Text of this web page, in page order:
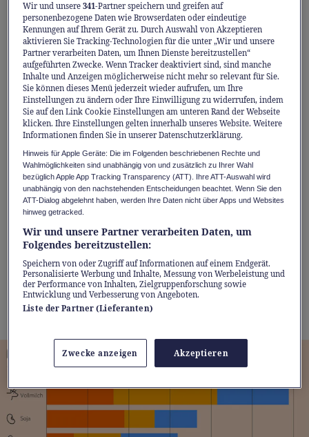
Die Vielfalt der Pflanzendrinks wie Hafer
oder Soja ist gross und oft werden sie
fälschlicherweise der Milch gleichgestellt.
Dass es sich um unterschiedliche
Lebensmittel handelt, zeigt eine aktuelle
Studie aus der Schweiz, die den
Nährstoffgehalt und die Qualität der
verschiedenen Lebensmittel untersucht
hat.
Kohlenhydrate, Fette und Proteine sind
Hauptbestandteile unserer Lebensmittel,
auch bekannt als Makronährstoffe. Nicht nur
die Menge der Nährstoffe zählt, sondern
auch, wie gut unser Körper sie verwerten
kann. Bei beidem punktet Milch.
Wir und unsere341-Partner speichern und greifen auf
personenbezogene Daten wie Browserdaten oder eindeutige
Kennungen auf Ihrem Gerät zu. Durch Auswahl von Akzeptieren
aktivieren Sie Tracking-Technologien für die unter „Wir und unsere
Partner verarbeiten Daten, um Ihnen Dienste bereitzustellen“
aufgeführten Zwecke. Wenn Tracker deaktiviert sind, sind manche
Inhalte und Anzeigen möglicherweise nicht mehr so relevant für Sie.
Sie können dieses Menü jederzeit wieder aufrufen, um Ihre
Einstellungen zu ändern oder Ihre Einwilligung zu widerrufen, indem
Sie auf den Link Cookie Einstellungen am unteren Rand der Webseite
klicken. Ihre Einstellungen gelten innerhalb unseres Website. Weitere
Informationen finden Sie in unserer Datenschutzerklärung.
Hinweis für Apple Geräte: Die im Folgenden beschriebenen Rechte und
Wahlmöglichkeiten sind unabhängig von und zusätzlich zu Ihrer Wahl
bezüglich Apple App Tracking Transparency (ATT). Ihre ATT-Auswahl wird
unabhängig von den nachstehenden Entscheidungen beachtet. Wenn Sie den
ATT-Dialog abgelehnt haben, werden Ihre Daten nicht über Apps und Websites
hinweg getracked.
Wir und unsere Partner verarbeiten Daten, um
Folgendes bereitzustellen:
Speichern von oder Zugriff auf Informationen auf einem Endgerät.
Personalisierte Werbung und Inhalte, Messung von Werbeleistung und
der Performance von Inhalten, Zielgruppenforschung sowie
Entwicklung und Verbesserung von Angeboten.
Liste der Partner (Lieferanten)
Zwecke anzeigen Akzeptieren